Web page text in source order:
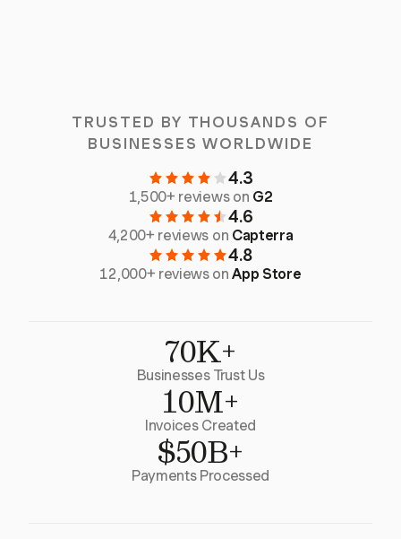
TRUSTED BY THOUSANDS OF
BUSINESSES WORLDWIDE
4.3
1,500+ reviews on G2
4.6
4,200+ reviews on Capterra
4.8
12,000+ reviews onApp Store
70K+
Businesses Trust Us
10M+
Invoices Created
$50B+
Payments Processed